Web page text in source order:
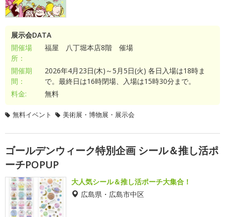
展示会DATA
開催場
所：
福屋 八丁堀本店8階 催場
開催期
間：
2026年4月23日(木)～5月5日(火) 各日入場は18時ま
で。最終日は16時閉場、入場は15時30分まで。
料金:
無料
無料イベント 美術展・博物展・展示会
ゴールデンウィーク特別企画 シール＆推し活ポ
ーチPOPUP
大人気シール＆推し活ポーチ大集合！
広島県・広島市中区